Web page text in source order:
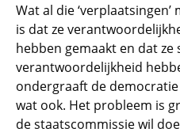
Wat al die
is dat ze
hebben gemaakt en dat
verantwoordelijkheid
ondergraaft de
wat ook. Het probleem is
de staatscommissie wil